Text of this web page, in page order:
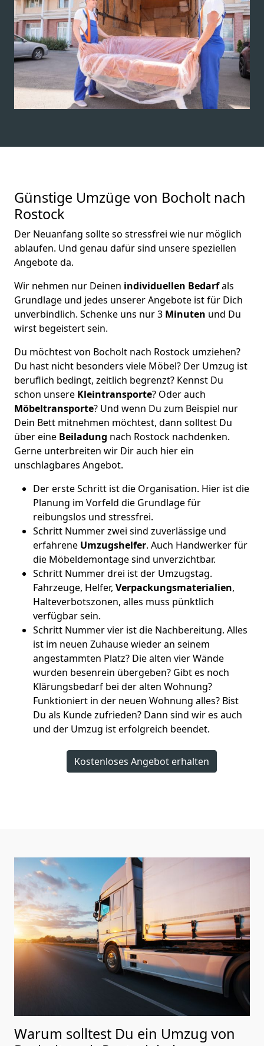
Günstige Umzüge von Bocholt nach
Rostock
Der Neuanfang sollte so stressfrei wie nur möglich
ablaufen. Und genau dafür sind unsere speziellen
Angebote da.
Wir nehmen nur Deinen individuellen Bedarfals
Grundlage und jedes unserer Angebote ist für Dich
unverbindlich. Schenke uns nur 3 Minuten und Du
wirst begeistert sein.
Du möchtest von Bocholt nach Rostock umziehen?
Du hast nicht besonders viele Möbel? Der Umzug ist
beruflich bedingt, zeitlich begrenzt? Kennst Du
schon unsere Kleintransporte? Oder auch
Möbeltransporte? Und wenn Du zum Beispiel nur
Dein Bett mitnehmen möchtest, dann solltest Du
über eine Beiladung nach Rostock nachdenken.
Gerne unterbreiten wir Dir auch hier ein
unschlagbares Angebot.
Der erste Schritt ist die Organisation. Hier ist die
Planung im Vorfeld die Grundlage für
reibungslos und stressfrei.
Schritt Nummer zwei sind zuverlässige und
erfahrene Umzugshelfer. Auch Handwerker für
die Möbeldemontage sind unverzichtbar.
Schritt Nummer drei ist der Umzugstag.
Fahrzeuge, Helfer, Verpackungsmaterialien,
Halteverbotszonen, alles muss pünktlich
verfügbar sein.
Schritt Nummer vier ist die Nachbereitung. Alles
ist im neuen Zuhause wieder an seinem
angestammten Platz? Die alten vier Wände
wurden besenrein übergeben? Gibt es noch
Klärungsbedarf bei der alten Wohnung?
Funktioniert in der neuen Wohnung alles? Bist
Du als Kunde zufrieden? Dann sind wir es auch
und der Umzug ist erfolgreich beendet.
Kostenloses Angebot erhalten
Warum solltest Du ein Umzug von